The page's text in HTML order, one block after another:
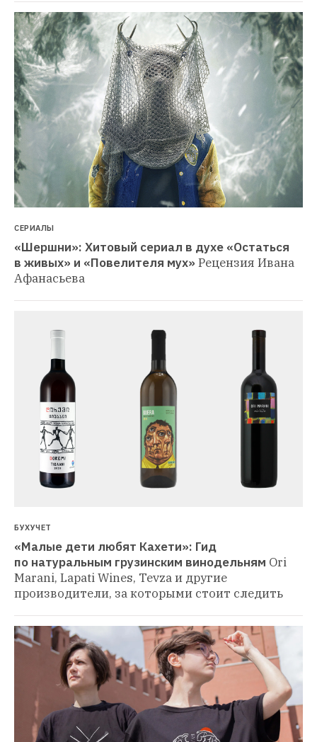
СЕРИАЛЫ
«Шершни»: Хитовый сериал в духе «Остаться
в живых» и «Повелителя мух» Рецензия Ивана
Афанасьева
БУХУЧЕТ
«Малые дети любят Кахети»: Гид
по натуральным грузинским винодельням Ori
Marani, Lapati Wines, Tevza и другие
производители, за которыми стоит следить